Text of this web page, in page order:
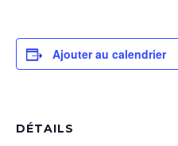
Ajouter au calendrier
DÉTAILS